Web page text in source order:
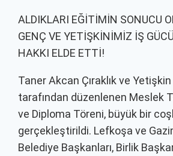
ALDIKLARI EĞİTİMİN SONUCU
GENÇ VE YETİŞKİNİMİZ İŞ
HAKKI ELDE ETTİ!
Taner Akcan Çıraklık ve
tarafından düzenlenen Meslek
ve Diploma Töreni, büyük bir
gerçekleştirildi. Lefkoşa ve
Belediye Başkanları, Birlik